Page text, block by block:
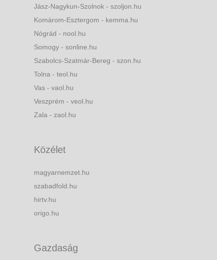
Jász-Nagykun-Szolnok - szoljon.hu
Komárom-Esztergom - kemma.hu
Nógrád - nool.hu
Somogy - sonline.hu
Szabolcs-Szatmár-Bereg - szon.hu
Tolna - teol.hu
Vas - vaol.hu
Veszprém - veol.hu
Zala - zaol.hu
Közélet
magyarnemzet.hu
szabadfold.hu
hirtv.hu
origo.hu
Gazdaság